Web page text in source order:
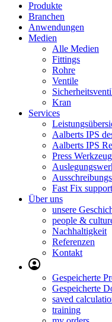
Produkte
Branchen
Anwendungen
Medien
Alle Medien
Fittings
Rohre
Ventile
Kran
Services
Aalberts IPS
Aalberts IPS
Press
Fast Fix
Über uns
unsere
people &
Nachhaltigkeit
Referenzen
Kontakt
Gespeicherte
Gespeicherte
saved
training